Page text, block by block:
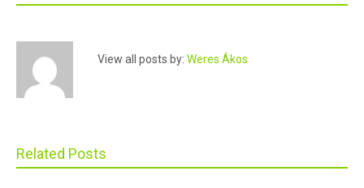
View all posts by: Weres Ákos
Related Posts